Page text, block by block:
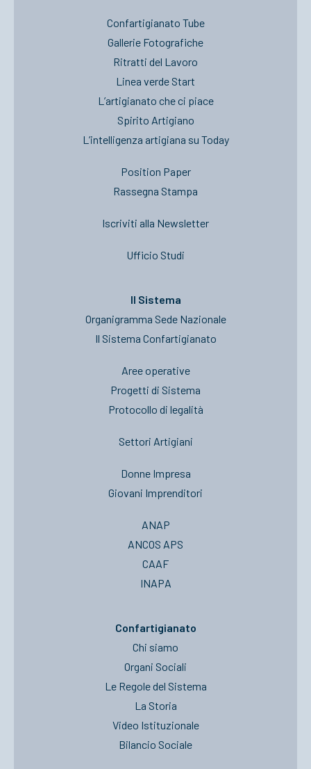
Confartigianato Tube
Gallerie Fotografiche
Ritratti del Lavoro
Linea verde Start
L’artigianato che ci piace
Spirito Artigiano
L’intelligenza artigiana su Today
Position Paper
Rassegna Stampa
Iscriviti alla Newsletter
Ufficio Studi
Il Sistema
Organigramma Sede Nazionale
Il Sistema Confartigianato
Aree operative
Progetti di Sistema
Protocollo di legalità
Settori Artigiani
Donne Impresa
Giovani Imprenditori
ANAP
ANCOS APS
CAAF
INAPA
Confartigianato
Chi siamo
Organi Sociali
Le Regole del Sistema
La Storia
Video Istituzionale
Bilancio Sociale